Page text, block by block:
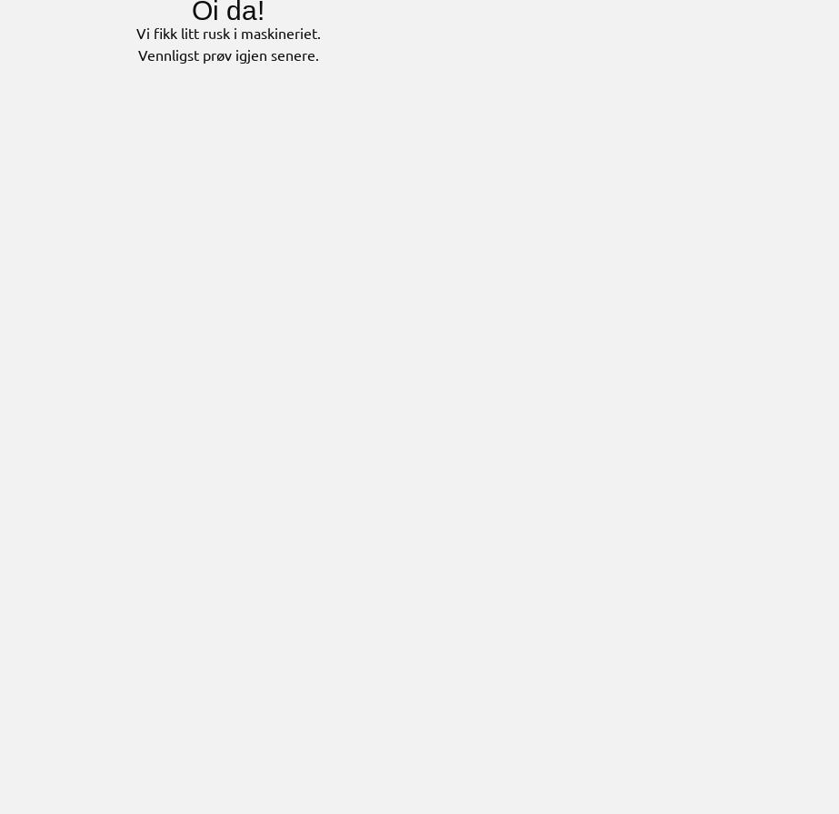
Oi da!
Vi fikk litt rusk i maskineriet.
Vennligst prøv igjen senere.